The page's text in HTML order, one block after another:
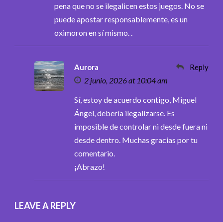
pena que no se ilegalicen estos juegos. No se
puede apostar responsablemente, es un
oximoron en sí mismo. .
Aurora
2 junio, 2026 at 10:04 am
Reply
Sí, estoy de acuerdo contigo, Miguel
Ángel, debería ilegalizarse. Es
imposible de controlar ni desde fuera ni
desde dentro. Muchas gracias por tu
comentario.
¡Abrazo!
LEAVE A REPLY